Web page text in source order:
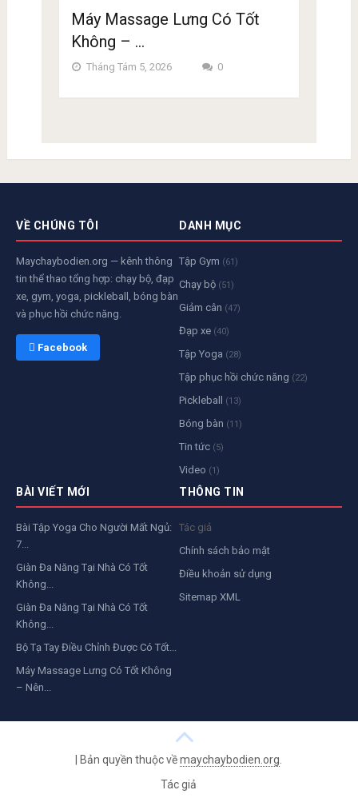
Máy Massage Lưng Có Tốt
Không – …
Tháng Tám 5, 2026 0
VỀ CHÚNG TÔI
Maychaybodien.org — kênh thông
tin thể thao tổng hợp: chạy bộ, đạp
xe, gym, yoga, pickleball, bóng bàn
và phục hồi chức năng.
 Facebook
DANH MỤC
Tập Gym (61)
Chạy bộ (51)
Giảm cân (47)
Đạp xe (40)
Tập Yoga (28)
Tập phục hồi chức năng (22)
Pickleball (13)
Bóng bàn (11)
Tin tức (5)
Video (1)
BÀI VIẾT MỚI
Bài Tập Yoga Cho Người Mất Ngủ:
7...
Giàn Đa Năng Tại Nhà Có Tốt
Không...
Giàn Đa Năng Tại Nhà Có Tốt
Không...
Bộ Tạ Tay Điều Chỉnh Được Có Tốt...
Máy Massage Lưng Có Tốt Không
– Nên...
THÔNG TIN
Tác giả
Chính sách bảo mật
Điều khoản sử dụng
Sitemap XML
Bản quyền thuộc vềmaychaybodien.org.
Tác giả